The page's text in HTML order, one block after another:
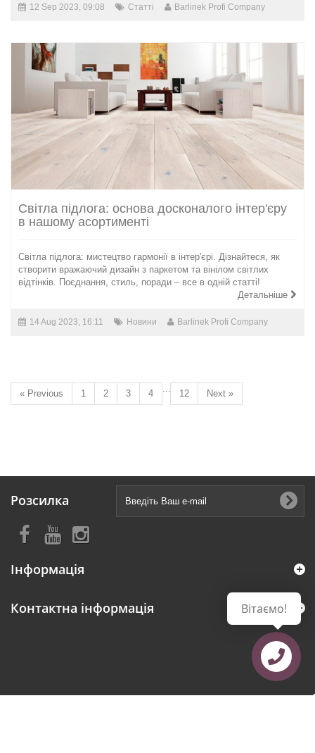
12 Sep 2023, 09:08 Статті Barlinek Profi Company
Світла підлога: основа досконалого інтер'єру
в нашому асортименті
Світла підлога: мистецтво гармонії в інтер'єрі. Дізнайтеся, як
створити вражаючий дизайн з паркетом та вінілом світлих
відтінків. Поєднання, стиль, поради – все в одній статті!
Детальніше
14 Aug 2023, 16:11 Новини Barlinek Profi Company
« Previous 1 2 3 4 12 Next »
Розсилка
Інформація
Контактна інформація
Зв´язатися з
нами
Вітаємо!